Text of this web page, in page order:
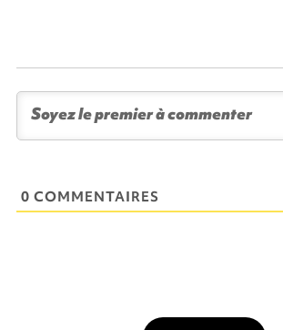
0 COMMENTAIRES